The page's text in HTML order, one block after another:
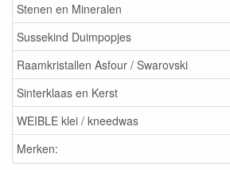
Stenen en Mineralen
Sussekind Duimpopjes
Raamkristallen Asfour / Swarovski
Sinterklaas en Kerst
WEIBLE klei / kneedwas
Merken: